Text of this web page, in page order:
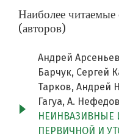
Наиболее читаемые
(авторов)
Андрей
Барчук, Сергей
Тарков, Андрей
Гагуа, А.
НЕИНВАЗИВНЫЕ
ПЕРВИЧНОЙ И